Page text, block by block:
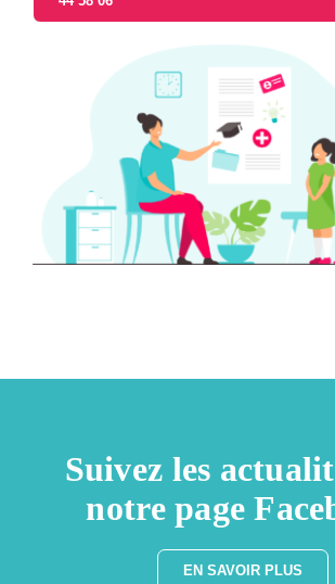
Suivez les
notre page
EN SAVOIR PLUS